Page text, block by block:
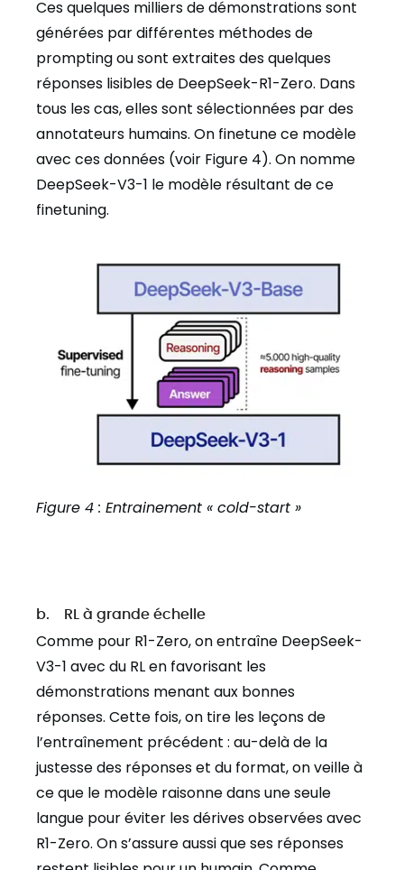
Ces quelques milliers de démonstrations sont
générées par différentes méthodes de
prompting ou sont extraites des quelques
réponses lisibles de DeepSeek-R1-Zero. Dans
tous les cas, elles sont sélectionnées par des
annotateurs humains. On finetune ce modèle
avec ces données (voir Figure 4). On nomme
DeepSeek-V3-1 le modèle résultant de ce
finetuning.
Figure 4 : Entrainement « cold-start »
b. RL à grande échelle
Comme pour R1-Zero, on entraîne DeepSeek-
V3-1 avec du RL en favorisant les
démonstrations menant aux bonnes
réponses. Cette fois, on tire les leçons de
l’entraînement précédent : au-delà de la
justesse des réponses et du format, on veille à
ce que le modèle raisonne dans une seule
langue pour éviter les dérives observées avec
R1-Zero. On s’assure aussi que ses réponses